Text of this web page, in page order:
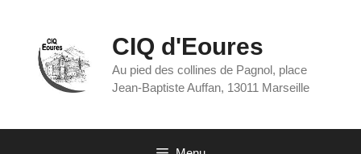
CIQ d'Eoures
Au pied des collines de Pagnol, place
Jean-Baptiste Auffan, 13011 Marseille